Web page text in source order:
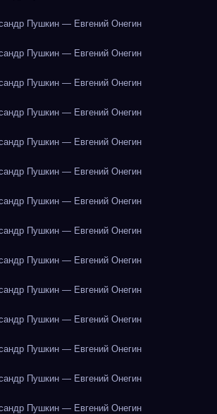
Пушкин — Евгений Онегин
Пушкин — Евгений Онегин
Пушкин — Евгений Онегин
Пушкин — Евгений Онегин
Пушкин — Евгений Онегин
Пушкин — Евгений Онегин
Пушкин — Евгений Онегин
Пушкин — Евгений Онегин
Пушкин — Евгений Онегин
Пушкин — Евгений Онегин
Пушкин — Евгений Онегин
Пушкин — Евгений Онегин
Пушкин — Евгений Онегин
Пушкин — Евгений Онегин